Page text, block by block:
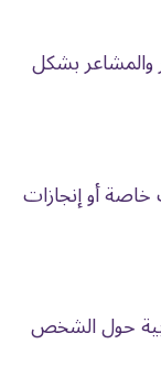
والمشاعر بشكل
خاصة أو إنجازات
حول الشخص